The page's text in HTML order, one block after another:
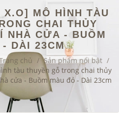
MÔ HÌNH TÀU
CHAI THỦY
NHÀ CỬA - BUỒM
DÀI 23CM
chủ / Sản phẩm nổi bật /
tàu thuyền gỗ trong chai thủy
cửa - Buồm màu đỏ - Dài 23cm